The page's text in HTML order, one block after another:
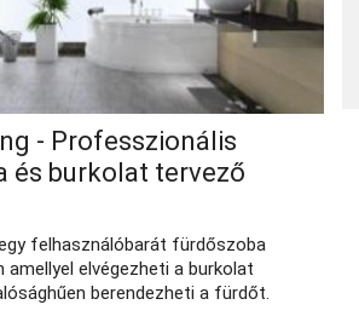
- Professzionális
és burkolat tervező
felhasználóbarát fürdőszoba
amellyel elvégezheti a burkolat
berendezheti a fürdőt.